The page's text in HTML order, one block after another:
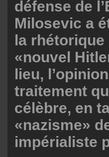
défense de
Milosevic a
la
«nouvel
lieu,
traitement
célèbre, en
«nazisme»
impérialiste